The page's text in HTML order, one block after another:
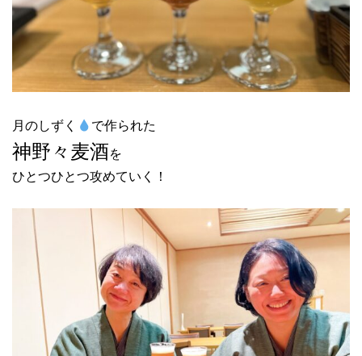
月のしずく で作られた
神野々麦酒を
ひとつひとつ攻めていく！